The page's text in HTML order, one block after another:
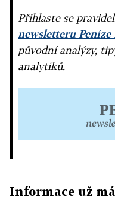
Přihlaste se
newsletteru Peníze
původní analýzy,
analytiků.
Informace už